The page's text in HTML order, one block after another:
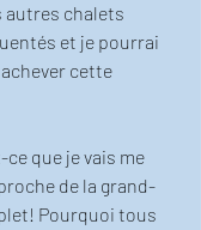
autres chalets
et je pourrai
cette
ce que je vais me
de la grand-
Pourquoi tous